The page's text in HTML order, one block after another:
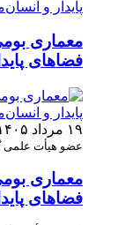
معماری
فضاهای
۱۹ مرداد ۱۴۰۵
عضو هیأت علمی
معماری
فضاهای